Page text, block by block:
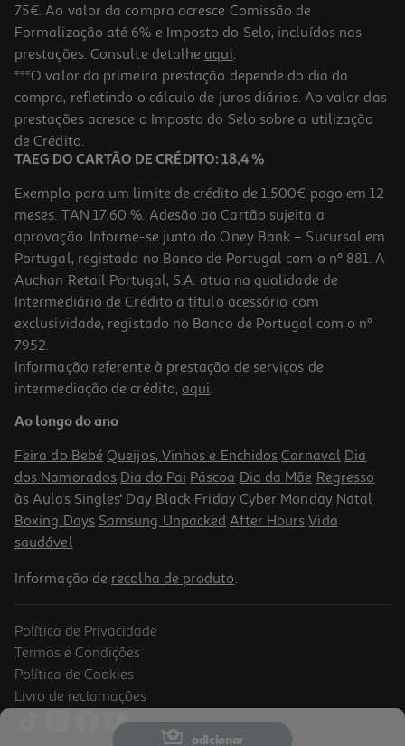
adicionar
75€. Ao valor da compra acresce Comissão de
Formalização até 6% e Imposto do Selo, incluídos nas
prestações. Consulte detalhe aqui.
***O valor da primeira prestação depende do dia da
compra, refletindo o cálculo de juros diários. Ao valor das
prestações acresce o Imposto do Selo sobre a utilização
de Crédito.
TAEG DO CARTÃO DE CRÉDITO: 18,4 %
Exemplo para um limite de crédito de 1.500€ pago em 12
meses. TAN 17,60 %. Adesão ao Cartão sujeita a
aprovação. Informe-se junto do Oney Bank – Sucursal em
Portugal, registado no Banco de Portugal com o nº 881. A
Auchan Retail Portugal, S.A. atua na qualidade de
Intermediário de Crédito a título acessório com
exclusividade, registado no Banco de Portugal com o nº
7952.
Informação referente à prestação de serviços de
intermediação de crédito, aqui.
Ao longo do ano
Feira do Bebé Queijos, Vinhos e Enchidos Carnaval Dia
dos Namorados Dia do Pai Páscoa Dia da Mãe Regresso
às Aulas Singles' Day Black Friday Cyber Monday Natal
Boxing Days Samsung Unpacked After Hours Vida
saudável
Informação de recolha de produto.
Política de Privacidade
Termos e Condições
Política de Cookies
Livro de reclamações